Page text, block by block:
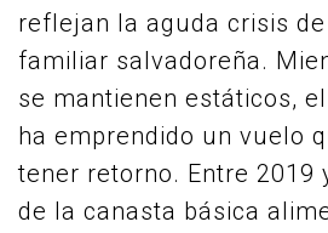
reflejan la aguda crisis
familiar salvadoreña.
se mantienen estáticos,
ha emprendido un vuelo
tener retorno. Entre 2019
de la canasta básica